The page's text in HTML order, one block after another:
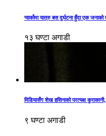
ग्वार्कोमा यात्रु बस दुर्घटना हुँदा एक जनाको
१३ घण्टा अगाडी
मिडियासँग शेख हसिनाको प्रत्यक्ष
९ घण्टा अगाडी